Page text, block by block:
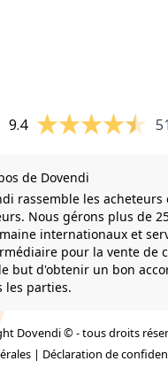
9.4
de Dovendi
rassemble les acheteurs
Nous gérons plus de
internationaux et
pour la vente de
but d'obtenir un bon
les parties.
Dovendi © - tous droits
| Déclaration de